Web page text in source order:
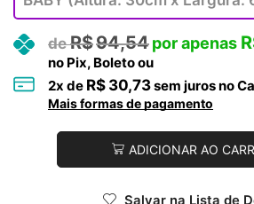
R$94,54
no Pix, Boleto ou
2x de R$ 30,73sem juros no
Mais formas de pagamento
ADICIONAR AO
Salvar na Lista de